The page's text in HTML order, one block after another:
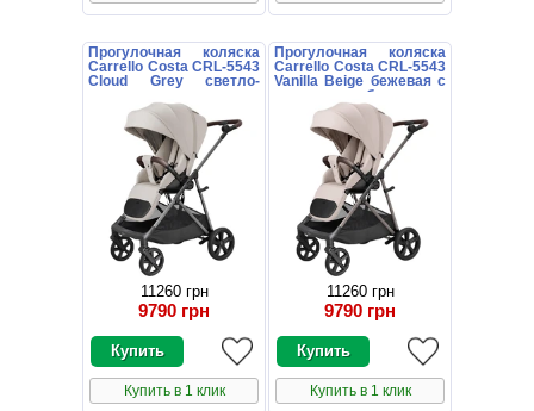
Прогулочная коляска
Carrello Costa CRL-5543
Cloud Grey светло-
блоком
11260 грн
9790 грн
Купить в 1 клик
Прогулочная коляска
Carrello Costa CRL-5543
Vanilla Beige бежевая с
поворотным блоком
11260 грн
9790 грн
Купить в 1 клик